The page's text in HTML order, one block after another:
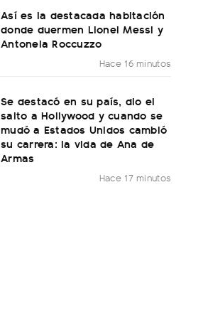
Así es la destacada habitación
donde duermen Lionel Messi y
Antonela Roccuzzo
Hace 16 minutos
Se destacó en su país, dio el
salto a Hollywood y cuando se
mudó a Estados Unidos cambió
su carrera: la vida de Ana de
Armas
Hace 17 minutos